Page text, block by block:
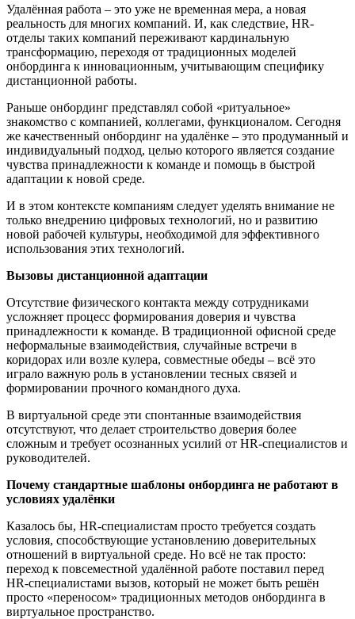
Удалённая работа – это уже не временная мера, а новая
реальность для многих компаний. И, как следствие, HR-
отделы таких компаний переживают кардинальную
трансформацию, переходя от традиционных моделей
онбординга к инновационным, учитывающим специфику
дистанционной работы.
Раньше онбординг представлял собой «ритуальное»
знакомство с компанией, коллегами, функционалом. Сегодня
же качественный онбординг на удалёнке – это продуманный и
индивидуальный подход, целью которого является создание
чувства принадлежности к команде и помощь в быстрой
адаптации к новой среде.
И в этом контексте компаниям следует уделять внимание не
только внедрению цифровых технологий, но и развитию
новой рабочей культуры, необходимой для эффективного
использования этих технологий.
Вызовы дистанционной адаптации
Отсутствие физического контакта между сотрудниками
усложняет процесс формирования доверия и чувства
принадлежности к команде. В традиционной офисной среде
неформальные взаимодействия, случайные встречи в
коридорах или возле кулера, совместные обеды – всё это
играло важную роль в установлении тесных связей и
формировании прочного командного духа.
В виртуальной среде эти спонтанные взаимодействия
отсутствуют, что делает строительство доверия более
сложным и требует осознанных усилий от HR-специалистов и
руководителей.
Почему стандартные шаблоны онбординга не работают в
условиях удалёнки
Казалось бы, HR-специалистам просто требуется создать
условия, способствующие установлению доверительных
отношений в виртуальной среде. Но всё не так просто:
переход к повсеместной удалённой работе поставил перед
HR-специалистами вызов, который не может быть решён
просто «переносом» традиционных методов онбординга в
виртуальное пространство.